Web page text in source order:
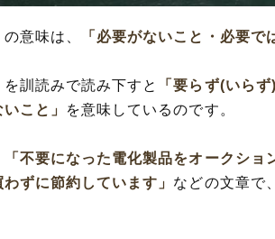
「不要」を使った例文や
「不要」の類語や類義表
「不要」と「無用」の違い
の意味は、 「必要がないこと・必要で
を訓読みで読み下すと 「要らず(いらず)
こと」
を意味しているのです。
「不要になった電化製品をオークショ
わずに節約しています」 などの文章で、